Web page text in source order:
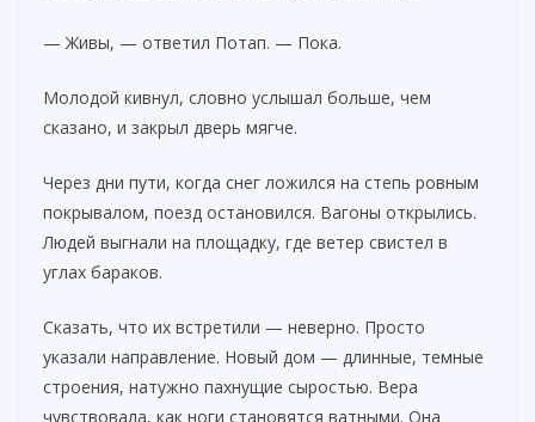
— Живы, — ответил Потап. — Пока.
Молодой кивнул, словно услышал больше, чем
сказано, и закрыл дверь мягче.
Через дни пути, когда снег ложился на степь ровным
покрывалом, поезд остановился. Вагоны открылись.
Людей выгнали на площадку, где ветер свистел в
углах бараков.
Сказать, что их встретили — неверно. Просто
указали направление. Новый дом — длинные, темные
строения, натужно пахнущие сыростью. Вера
чувствовала, как ноги становятся ватными. Она